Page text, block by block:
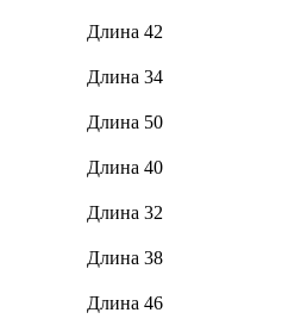
Длина 42
Длина 34
Длина 50
Длина 40
Длина 32
Длина 38
Длина 46